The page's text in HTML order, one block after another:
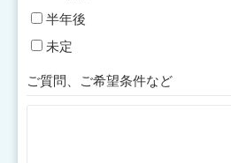
半年後
未定
ご質問、ご希望条件など